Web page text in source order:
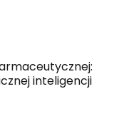
inteligencji